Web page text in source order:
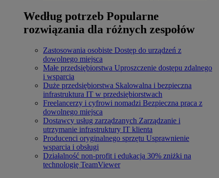
Według potrzeb Popularne
rozwiązania dla różnych zespołów
Zastosowania osobiste Dostęp do urządzeń z
dowolnego miejsca
Małe przedsiębiorstwa Uproszczenie dostępu zdalnego
i wsparcia
Duże przedsiębiorstwa Skalowalna i bezpieczna
infrastruktura IT w przedsiębiorstwach
Freelancerzy i cyfrowi nomadzi Bezpieczna praca z
dowolnego miejsca
Dostawcy usług zarządzanych Zarządzanie i
utrzymanie infrastruktury IT klienta
Producenci oryginalnego sprzętu Usprawnienie
wsparcia i obsługi
Działalność non-profit i edukacja 30% zniżki na
technologię TeamViewer